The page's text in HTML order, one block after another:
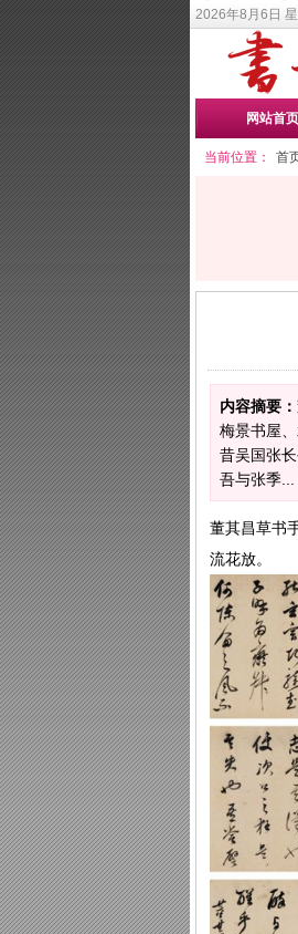
2026年8月6日
网站首页
当前位置： 首
内容摘要：
梅景书屋
昔吴国张
吾与张季...
董其昌草书
流花放。